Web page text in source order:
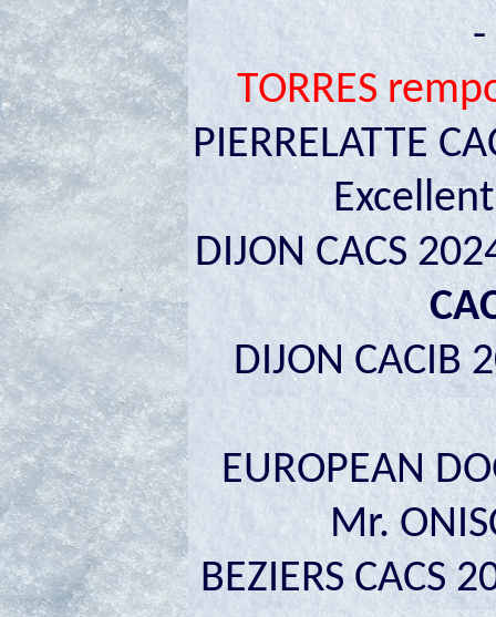
-
TORRES
PIERRELATTE
DIJON CACS
DIJON CACIB
EUROPEAN
Mr.
BEZIERS CACS